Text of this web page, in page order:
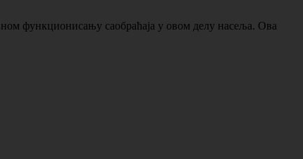
функционисању саобраћаја у овом делу насеља. Ова